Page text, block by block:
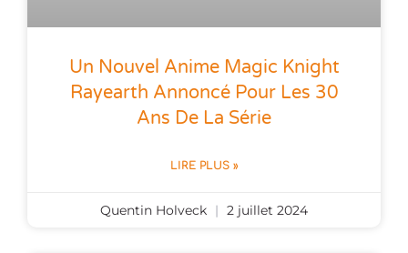
Un Nouvel Anime Magic Knight
Rayearth Annoncé Pour Les 30
Ans De La Série
LIRE PLUS »
Quentin Holveck 2 juillet 2024